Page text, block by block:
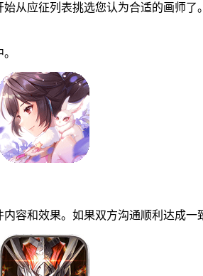
应征列表挑选您认为合适的画师了
和效果。如果双方沟通顺利达成一